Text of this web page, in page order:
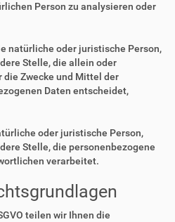
Person zu analysieren oder
natürliche oder juristische Person,
Stelle, die allein oder
Zwecke und Mittel der
Daten entscheidet,
oder juristische Person,
Stelle, die personenbezogene
verarbeitet.
teilen wir Ihnen die